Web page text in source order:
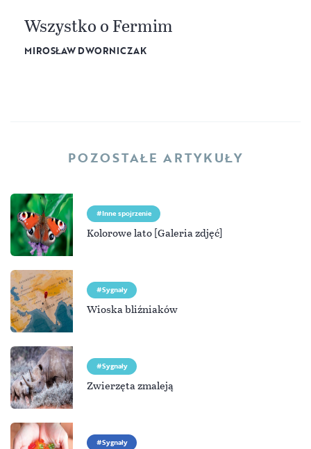
Wszystko o Fermim
MIROSŁAW DWORNICZAK
POZOSTAŁE ARTYKUŁY
Inne spojrzenie
Kolorowe lato [Galeria zdjęć]
Sygnały
Wioska bliźniaków
Sygnały
Zwierzęta zmaleją
Sygnały